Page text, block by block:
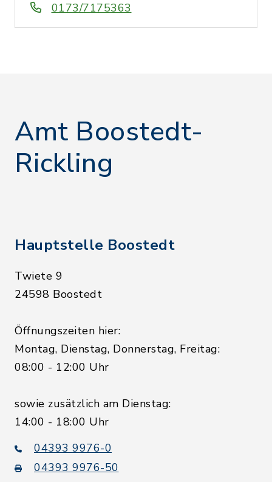
0173/7175363
Amt Boostedt-
Rickling
Hauptstelle Boostedt
Twiete 9
24598 Boostedt
Öffnungszeiten hier:
Montag, Dienstag, Donnerstag, Freitag:
08:00 - 12:00 Uhr
sowie zusätzlich am Dienstag:
14:00 - 18:00 Uhr
04393 9976-0
04393 9976-50